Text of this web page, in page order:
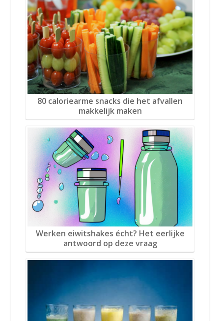
80 caloriearme snacks die het afvallen
makkelijk maken
Werken eiwitshakes écht? Het eerlijke
antwoord op deze vraag